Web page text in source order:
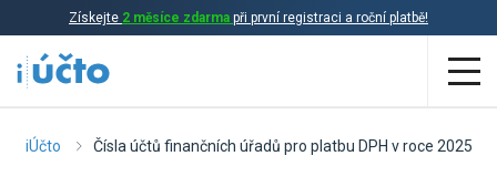
Získejte 2 měsíce zdarma při první registraci a roční platbě!
Aplikace
iÚčto Čísla účtů finančních úřadů pro platbu DPH v roce 2025